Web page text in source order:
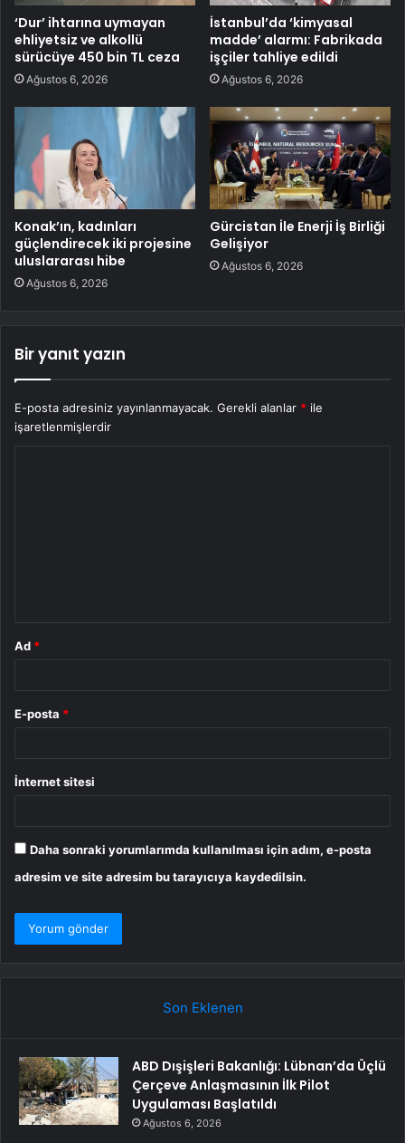
‘Dur’ ihtarına uymayan
ehliyetsiz ve alkollü
sürücüye 450 bin TL ceza
Ağustos 6, 2026
İstanbul’da ‘kimyasal
madde’ alarmı: Fabrikada
işçiler tahliye edildi
Ağustos 6, 2026
Konak’ın, kadınları
güçlendirecek iki projesine
uluslararası hibe
Ağustos 6, 2026
Gürcistan İle Enerji İş Birliği
Gelişiyor
Ağustos 6, 2026
Bir yanıt yazın
E-posta adresiniz yayınlanmayacak. Gerekli alanlar * ile
işaretlenmişlerdir
Ad *
E-posta *
İnternet sitesi
Daha sonraki yorumlarımda kullanılması için adım, e-posta
adresim ve site adresim bu tarayıcıya kaydedilsin.
Son Eklenen
ABD Dışişleri Bakanlığı: Lübnan’da Üçlü
Çerçeve Anlaşmasının İlk Pilot
Uygulaması Başlatıldı
Ağustos 6, 2026